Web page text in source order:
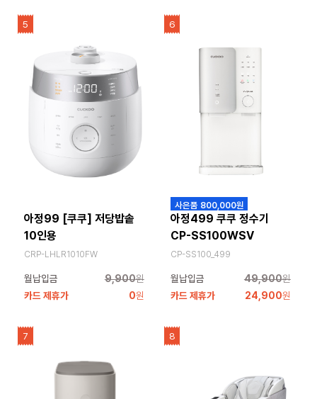
5
아정99 [쿠쿠] 저당밥솥
10인용
CRP-LHLR1010FW
월납입금 9,900원
카드 제휴가
0원
6
사은품 800,000원
아정499 쿠쿠 정수기
CP-SS100WSV
CP-SS100_499
월납입금 49,900원
카드 제휴가
24,900원
7 8